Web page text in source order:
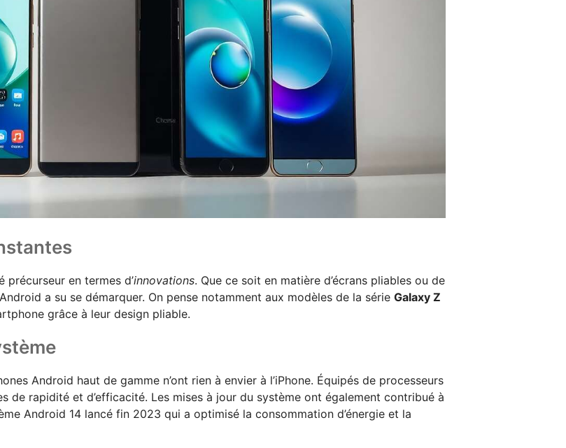
en termes d’innovations. Que ce soit en matière d’écrans pliables ou de
a su se démarquer. On pense notamment aux modèles de la série Galaxy Z
grâce à leur design pliable.
Android haut de gamme n’ont rien à envier à l’iPhone. Équipés de processeurs
de rapidité et d’efficacité. Les mises à jour du système ont également contribué à
Android 14 lancé fin 2023 qui a optimisé la consommation d’énergie et la